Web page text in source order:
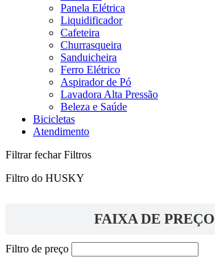
Panela Elétrica
Liquidificador
Cafeteira
Churrasqueira
Sanduicheira
Ferro Elétrico
Aspirador de Pó
Lavadora Alta Pressão
Beleza e Saúde
Bicicletas
Atendimento
Filtrar fechar Filtros
Filtro do HUSKY
FAIXA DE PREÇO
Filtro de preço